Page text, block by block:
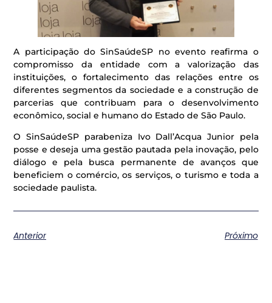
A participação do SinSaúdeSP no evento reafirma o
compromisso da entidade com a valorização das
instituições, o fortalecimento das relações entre os
diferentes segmentos da sociedade e a construção de
parcerias que contribuam para o desenvolvimento
econômico, social e humano do Estado de São Paulo.
O SinSaúdeSP parabeniza Ivo Dall’Acqua Junior pela
posse e deseja uma gestão pautada pela inovação, pelo
diálogo e pela busca permanente de avanços que
beneficiem o comércio, os serviços, o turismo e toda a
sociedade paulista.
Anterior Próximo